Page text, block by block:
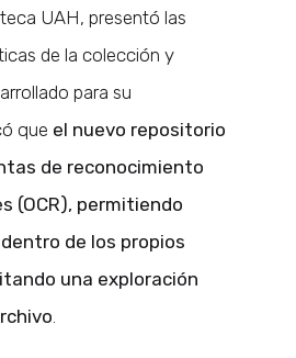
UAH, presentó las
de la colección y
para su
que el nuevo repositorio
de reconocimiento
(OCR), permitiendo
de los propios
una exploración